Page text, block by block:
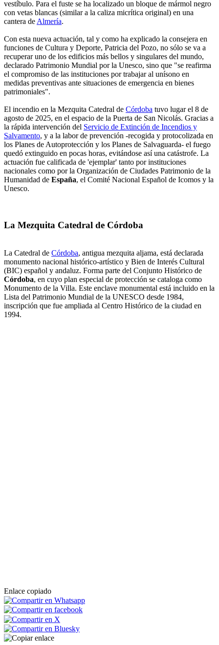
vestíbulo. Para el fuste se ha localizado un bloque de mármol negro
con vetas blancas (similar a la caliza micrítica original) en una
cantera de Almería.
Con esta nueva actuación, tal y como ha explicado la consejera en
funciones de Cultura y Deporte, Patricia del Pozo, no sólo se va a
recuperar uno de los edificios más bellos y singulares del mundo,
declarado Patrimonio Mundial por la Unesco, sino que "se reafirma
el compromiso de las instituciones por trabajar al unísono en
medidas preventivas ante situaciones de emergencia en bienes
patrimoniales".
El incendio en la Mezquita Catedral de Córdoba tuvo lugar el 8 de
agosto de 2025, en el espacio de la Puerta de San Nicolás. Gracias a
la rápida intervención del Servicio de Extinción de Incendios y
Salvamento, y a la labor de prevención -recogida y protocolizada en
los Planes de Autoprotección y los Planes de Salvaguarda- el fuego
quedó extinguido en pocas horas, evitándose así una catástrofe. La
actuación fue calificada de 'ejemplar' tanto por instituciones
nacionales como por la Organización de Ciudades Patrimonio de la
Humanidad de España, el Comité Nacional Español de Icomos y la
Unesco.
La Mezquita Catedral de Córdoba
La Catedral de Córdoba, antigua mezquita aljama, está declarada
monumento nacional histórico-artístico y Bien de Interés Cultural
(BIC) español y andaluz. Forma parte del Conjunto Histórico de
Córdoba, en cuyo plan especial de protección se cataloga como
Monumento de la Villa. Este enclave monumental está incluido en la
Lista del Patrimonio Mundial de la UNESCO desde 1984,
inscripción que fue ampliada al Centro Histórico de la ciudad en
1994.
Enlace copiado